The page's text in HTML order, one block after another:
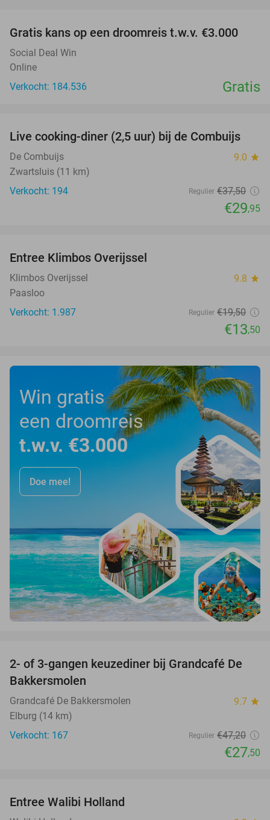
Gratis kans op een droomreis t.w.v. €3.000
Social Deal Win
Online
Verkocht: 184.536
Gratis
20%
Live cooking-diner (2,5 uur) bij de Combuijs
De Combuijs 9.0 star
Zwartsluis (11 km)
Verkocht: 194
Regulier €37,50
€29,95
Entree Klimbos Overijssel
Klimbos Overijssel 9.8 star
Paasloo
Verkocht: 1.987
Regulier €19,50
€13,50
Win gratis
een droomreis
t.w.v. €3.000
Doe mee!
42%
2- of 3-gangen keuzediner bij Grandcafé De
Bakkersmolen
Grandcafé De Bakkersmolen 9.7 star
Elburg (14 km)
Verkocht: 167
Regulier €47,20
€27,50
Entree Walibi Holland